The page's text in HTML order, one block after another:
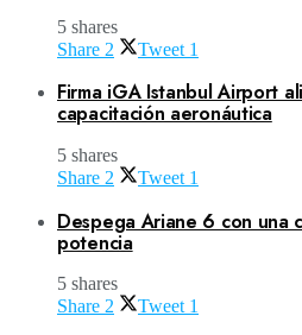
5 shares
Share 2 Tweet 1
Firma iGA Istanbul Airport
capacitación aeronáutica
5 shares
Share 2 Tweet 1
Despega Ariane 6 con una
potencia
5 shares
Share 2 Tweet 1